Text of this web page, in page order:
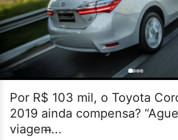
Por R$ 103 mil, o Toyota
2019 ainda compensa?
viagem̶...